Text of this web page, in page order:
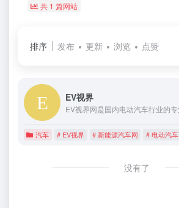
共 1 篇网站
排序 发布 更新 浏览 点赞
EV视界
汽车 # EV视界 # 新能源汽车网 # 电动汽车
没有了